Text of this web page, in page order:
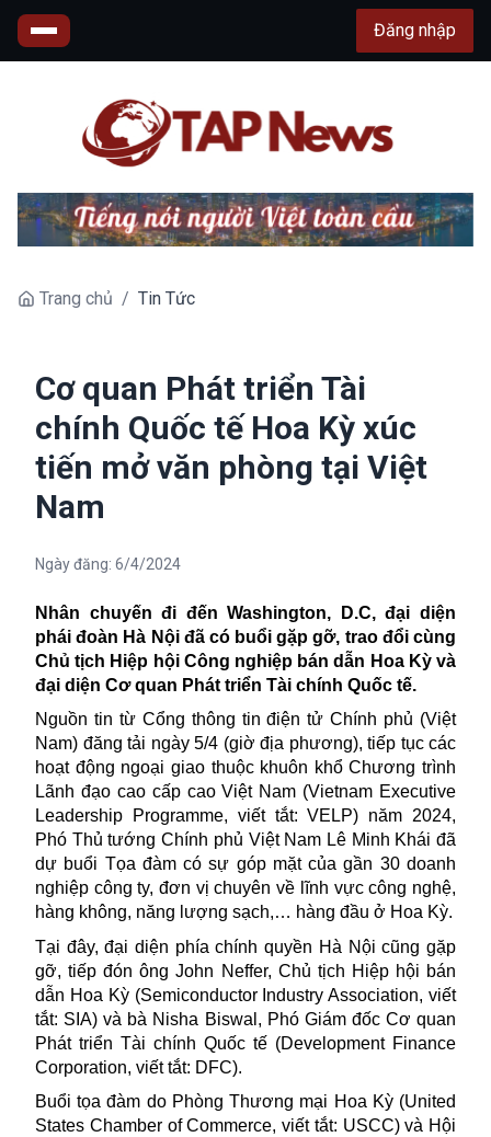
Đăng nhập
Trang chủ / Tin Tức
Cơ quan Phát triển Tài
chính Quốc tế Hoa Kỳ xúc
tiến mở văn phòng tại Việt
Nam
Ngày đăng: 6/4/2024
Nhân chuyến đi đếnWashington, D.C, đại diện
phái đoàn Hà Nội đã có buổi gặp gỡ, trao đổi cùng
Chủ tịch Hiệp hội Công nghiệp bán dẫn Hoa Kỳ và
đại diện Cơ quan Phát triển Tài chính Quốc tế.
Nguồn tin từ Cổng thông tin điện tửChính phủ (Việt
Nam) đăng tải ngày 5/4 (giờ địa phương), tiếp tục các
hoạt động ngoại giao thuộc khuôn khổ Chương trình
Lãnh đạo cao cấp cao Việt Nam (Vietnam Executive
Leadership Programme, viết tắt: VELP) năm 2024,
Phó Thủ tướng Chính phủ Việt Nam Lê Minh Khái đã
dự buổi Tọa đàm có sự góp mặt của gần 30 doanh
nghiệp công ty, đơn vị chuyên về lĩnh vực công nghệ,
hàng không, năng lượng sạch,… hàng đầu ở Hoa Kỳ.
Tại đây, đại diện phía chính quyền Hà Nội cũng gặp
gỡ, tiếp đón ông John Neffer, Chủ tịch Hiệp hội bán
dẫn Hoa Kỳ (Semiconductor Industry Association, viết
tắt: SIA) và bà Nisha Biswal, Phó Giám đốc Cơ quan
Phát triển Tài chính Quốc tế (Development Finance
Corporation, viết tắt: DFC).
Buổi tọa đàm do Phòng Thương mại Hoa Kỳ(United
States Chamber of Commerce, viết tắt: USCC) và Hội